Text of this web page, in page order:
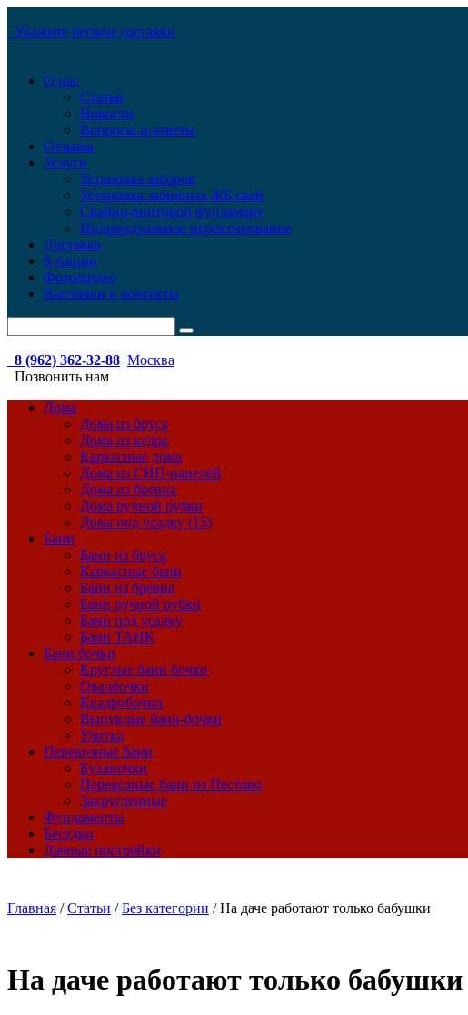
Укажите регион доставки
О нас
Статьи
Новости
Вопросы и ответы
Отзывы
Услуги
Установка заборов
Установка забивных ЖБ свай
Свайно-винтовой фундамент
Индивидуальное проектирование
Доставка
$ Акции
Фото/видео
Выставки и контакты
8 (962) 362-32-88 Москва
Позвонить нам
Дома
Дома из бруса
Дома из кедра
Каркасные дома
Дома из СИП-панелей
Дома из бревна
Дома ручной рубки
Дома под усадку (15)
Бани
Бани из бруса
Каркасные бани
Бани из бревна
Бани ручной рубки
Бани под усадку
Бани ТАНК
Бани бочки
Круглые бани бочки
Овалбочки
Квадробочки
Выпуклые бани-бочки
Улитка
Перевозные бани
Буханочки
Перевозные бани из Пестово
Закругленные
Фундаменты
Беседки
Дачные постройки
Главная /Статьи /Без категории /На даче работают только бабушки
На даче работают только бабушки